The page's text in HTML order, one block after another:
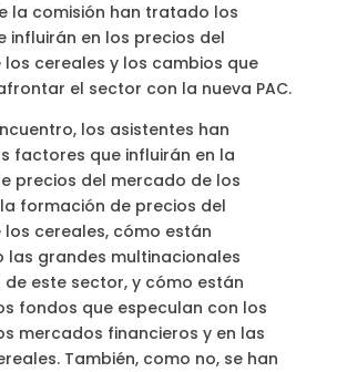
la comisión han tratado los
influirán en los precios del
cereales y los cambios que
el sector con la nueva PAC.
los asistentes han
factores que influirán en la
precios del mercado de los
formación de precios del
cereales, cómo están
las grandes multinacionales
este sector, y cómo están
fondos que especulan con los
mercados financieros y en las
También, como no, se han